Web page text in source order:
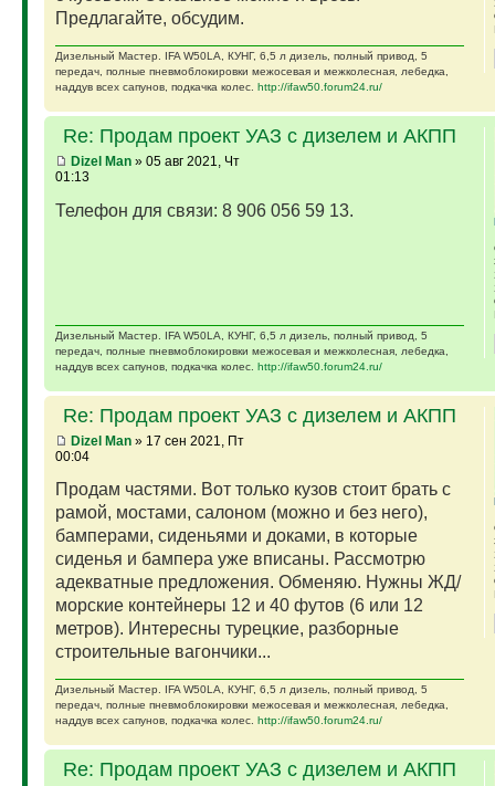
Предлагайте, обсудим.
Дизельный Мастер. IFA W50LA, КУНГ, 6,5 л дизель, полный привод, 5
передач, полные пневмоблокировки межосевая и межколесная, лебедка,
наддув всех сапунов, подкачка колес. http://ifaw50.forum24.ru/
Re: Продам проект УАЗ с дизелем и АКПП
Dizel Man» 05 авг 2021, Чт
01:13
Телефон для связи: 8 906 056 59 13.
Дизельный Мастер. IFA W50LA, КУНГ, 6,5 л дизель, полный привод, 5
передач, полные пневмоблокировки межосевая и межколесная, лебедка,
наддув всех сапунов, подкачка колес. http://ifaw50.forum24.ru/
Re: Продам проект УАЗ с дизелем и АКПП
Dizel Man» 17 сен 2021, Пт
00:04
Продам частями. Вот только кузов стоит брать с
рамой, мостами, салоном (можно и без него),
бамперами, сиденьями и доками, в которые
сиденья и бампера уже вписаны. Рассмотрю
адекватные предложения. Обменяю. Нужны ЖД/
морские контейнеры 12 и 40 футов (6 или 12
метров). Интересны турецкие, разборные
строительные вагончики...
Дизельный Мастер. IFA W50LA, КУНГ, 6,5 л дизель, полный привод, 5
передач, полные пневмоблокировки межосевая и межколесная, лебедка,
наддув всех сапунов, подкачка колес. http://ifaw50.forum24.ru/
Re: Продам проект УАЗ с дизелем и АКПП